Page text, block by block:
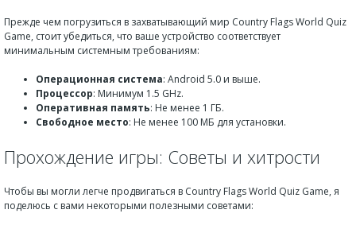
Прежде чем погрузиться в захватывающий мир Country Flags World Quiz
Game, стоит убедиться, что ваше устройство соответствует
минимальным системным требованиям:
Операционная система: Android 5.0 и выше.
Процессор: Минимум 1.5 GHz.
Оперативная память: Не менее 1 ГБ.
Свободное место: Не менее 100 МБ для установки.
Прохождение игры: Советы и хитрости
Чтобы вы могли легче продвигаться в Country Flags World Quiz Game, я
поделюсь с вами некоторыми полезными советами: